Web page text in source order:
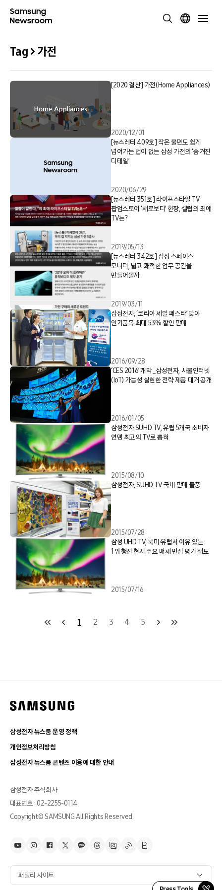
Tag > 가전
[2020 결산] 가전(Home Appliances)
2020/12/01
[뉴스레터 409호] 작은 불편도 쉽게
넘어가는 법이 없는 삼성 가전의 ‘숨겨진
디테일’
2020/06/29
[뉴스레터 351호] 라이프스타일 TV
팝업스토어 ‘새로보다’ 현장, 셀럽의 최애
TV는?
2019/05/13
[뉴스레터 342호] 삼성 스페이스
모니터, 넓고 쾌적한 업무 공간을
만들어볼까
2019/03/11
삼성전자, ‘코리아 세일 페스타’ 맞아
인기품목 최대 53% 할인 판매
2016/09/28
‘CES 2016’ 개막_삼성전자, 사물인터넷
(IoT) 가능성 실현한 전략 제품 대거 공개
2016/01/05
삼성전자 SUHD TV, 유럽 5개국 소비자
연맹 최고의 TV로 뽑혀
2015/08/10
삼성전자, SUHD TV 국내 판매 돌풍
2015/07/28
삼성 UHD TV, 북미·유럽서 이유 있는
1위 행진 현지 주요 매체 만점 평가 쇄도
2015/07/16
1 2 3 4 5
삼성전자 뉴스룸 운영 정책
개인정보처리방침
삼성전자 뉴스룸 콘텐츠 이용에 대한 안내
삼성전자 주식회사
대표번호 : 02-2255-0114
Copyright© SAMSUNG All Rights Reserved.
패밀리 사이트